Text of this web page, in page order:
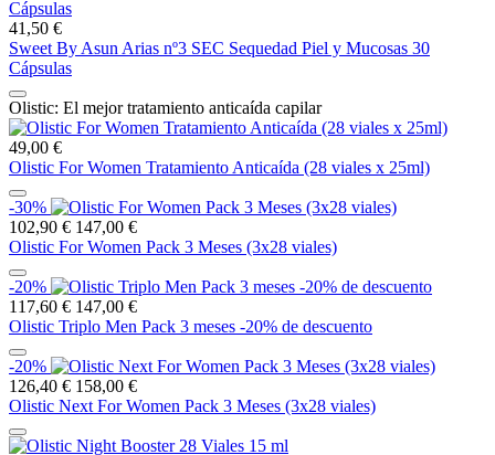
41,50 €
Sweet By Asun Arias nº3 SEC Sequedad Piel y Mucosas 30
Cápsulas
Olistic: El mejor tratamiento anticaída capilar
49,00 €
Olistic For Women Tratamiento Anticaída (28 viales x 25ml)
-30%
102,90 € 147,00 €
Olistic For Women Pack 3 Meses (3x28 viales)
-20%
117,60 € 147,00 €
Olistic Triplo Men Pack 3 meses -20% de descuento
-20%
126,40 € 158,00 €
Olistic Next For Women Pack 3 Meses (3x28 viales)